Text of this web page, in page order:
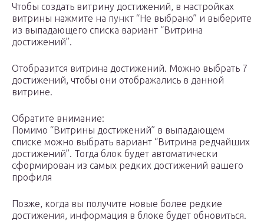
Чтобы создать витрину достижений, в настройках
витрины нажмите на пункт “Не выбрано” и выберите
из выпадающего списка вариант “Витрина
достижений”.
Отобразится витрина достижений. Можно выбрать 7
достижений, чтобы они отображались в данной
витрине.
Обратите внимание:
Помимо “Витрины достижений” в выпадающем
списке можно выбрать вариант “Витрина редчайших
достижений”. Тогда блок будет автоматически
сформирован из самых редких достижений вашего
профиля
Позже, когда вы получите новые более редкие
достижения, информация в блоке будет обновиться.